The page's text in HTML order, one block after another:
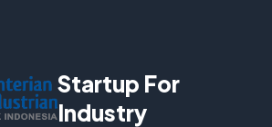
Startup For
Industry